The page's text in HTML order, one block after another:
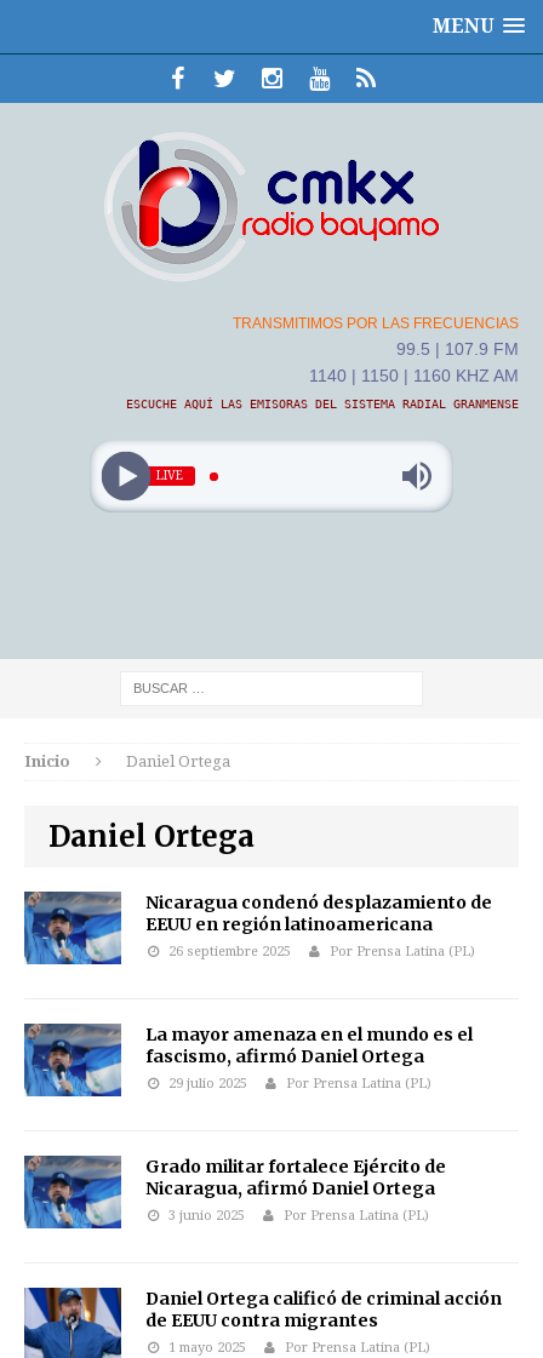
MENU
TRANSMITIMOS POR LAS FRECUENCIAS
99.5 | 107.9 FM
1140 | 1150 | 1160 KHZ AM
ESCUCHE AQUÍ LAS EMISORAS DEL SISTEMA RADIAL GRANMENSE
LIVE
Inicio Daniel Ortega
Daniel Ortega
Nicaragua condenó desplazamiento de
EEUU en región latinoamericana
26 septiembre 2025 Por Prensa Latina (PL)
La mayor amenaza en el mundo es el
fascismo, afirmó Daniel Ortega
29 julio 2025 Por Prensa Latina (PL)
Grado militar fortalece Ejército de
Nicaragua, afirmó Daniel Ortega
3 junio 2025 Por Prensa Latina (PL)
Daniel Ortega calificó de criminal acción
de EEUU contra migrantes
1 mayo 2025 Por Prensa Latina (PL)